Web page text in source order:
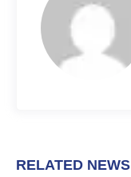
k
RELATED NEWS